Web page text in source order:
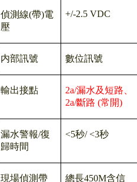
偵測線(帶)電
壓
+/-2.5 VDC
内部訊號 數位訊號
輸出接點
2a/漏水及短路、
2a/斷路 (常開)
漏水警報/復
歸時間
<5秒/ <3秒
現場偵測帶
總長450M含信